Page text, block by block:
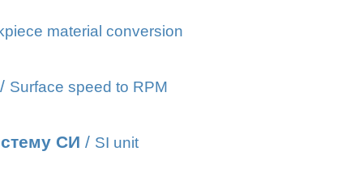
material conversion
Surface speed to RPM
СИ / SI unit